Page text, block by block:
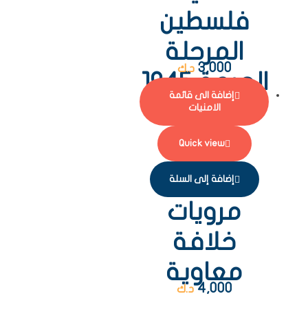
فلسطين
المرحلة
الحرجة 1945
– 1956
3,000 د.ك
إضافة الى قائمة
الامنيات
Quick view
إضافة إلى السلة
مرويات
خلافة
معاوية
4,000 د.ك